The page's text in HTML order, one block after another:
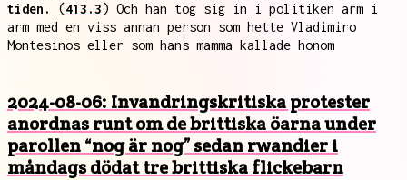
tiden.
(413.3) Och han tog sig in i politiken arm i
arm med en viss annan person som hette Vladimiro
Montesinos eller som hans mamma kallade honom
2024-08-06: Invandringskritiska protester
anordnas runt om de brittiska öarna under
parollen “nog är nog” sedan rwandier i
måndags dödat tre brittiska flickebarn